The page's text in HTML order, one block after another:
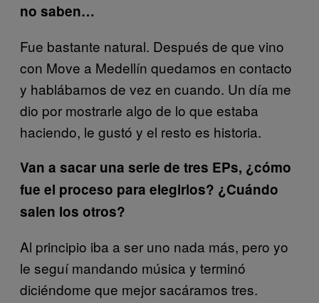
no saben…
Fue bastante natural. Después de que vino
con Move a Medellín quedamos en contacto
y hablábamos de vez en cuando. Un día me
dio por mostrarle algo de lo que estaba
haciendo, le gustó y el resto es historia.
Van a sacar una serie de tres EPs, ¿cómo
fue el proceso para elegirlos? ¿Cuándo
salen los otros?
Al principio iba a ser uno nada más, pero yo
le seguí mandando música y terminó
diciéndome que mejor sacáramos tres.